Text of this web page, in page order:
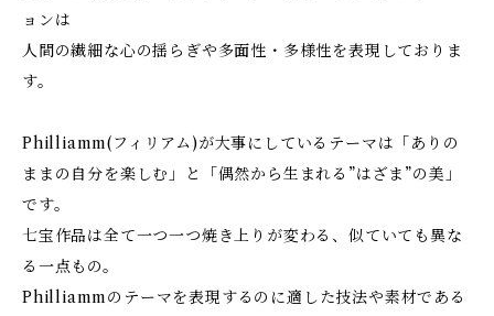
ョンは
人間の繊細な心の揺らぎや多面性・多様性を表現しておりま
す。
Philliamm(フィリアム)が大事にしているテーマは「ありの
ままの自分を楽しむ」と「偶然から生まれる”はざま”の美」
です。
七宝作品は全て一つ一つ焼き上りが変わる、似ていても異な
る一点もの。
Philliammのテーマを表現するのに適した技法や素材である